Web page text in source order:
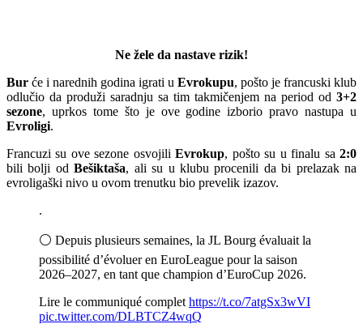
Ne žele da nastave rizik!
Bur će i narednih godina igrati u Evrokupu, pošto je francuski klub
odlučio da produži saradnju sa tim takmičenjem na period od 3+2
sezone, uprkos tome što je ove godine izborio pravo nastupa u
Evroligi.
Francuzi su ove sezone osvojiliEvrokup, pošto su u finalu sa2:0
bili bolji odBešiktaša, ali su u klubu procenili da bi prelazak na
evroligaški nivo u ovom trenutku bio prevelik izazov.
.
⚪️ Depuis plusieurs semaines, la JL Bourg évaluait la
possibilité d’évoluer en EuroLeague pour la saison
2026–2027, en tant que champion d’EuroCup 2026.
Lire le communiqué complet https://t.co/7atgSx3wVI
pic.twitter.com/DLBTCZ4wqQ